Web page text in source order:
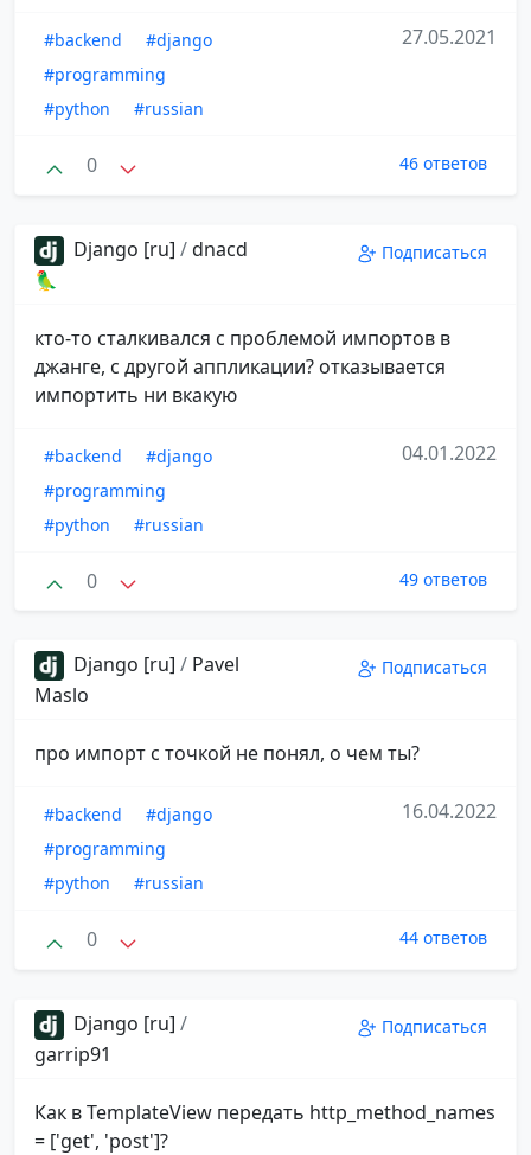
#backend
#django
#programming
#python
#russian
27.05.2021
0 46 ответов
Django [ru] /dnacd
🦜
Подписаться
кто-то сталкивался с проблемой импортов в
джанге, с другой аппликации? отказывается
импортить ни вкакую
#backend
#django
#programming
#python
#russian
04.01.2022
0 49 ответов
Django [ru] / Pavel
Maslo
Подписаться
про импорт с точкой не понял, о чем ты?
#backend
#django
#programming
#python
#russian
16.04.2022
0 44 ответов
Django [ru] /
garrip91
Подписаться
Как в TemplateView передать http_method_names
= ['get', 'post']?